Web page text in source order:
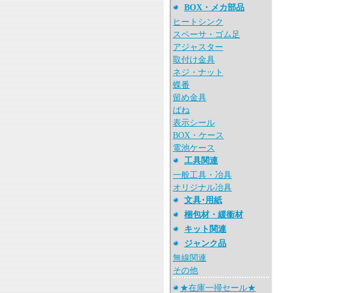
BOX・メカ部品
ヒートシンク
スペーサ・ゴム足
アジャスター
取付け金具
ネジ・ナット
蝶番
留め金具
ばね
表示シール
BOX・ケース
電池ケース
工具関連
一般工具・冶具
オリジナル冶具
文具･用紙
梱包材・緩衝材
キット関連
ジャンク品
無線関連
その他
★在庫一掃セール★